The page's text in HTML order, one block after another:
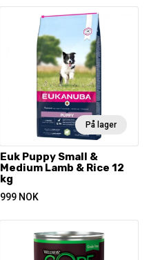
På lager
Euk Puppy Small &
Medium Lamb & Rice 12
kg
999 NOK